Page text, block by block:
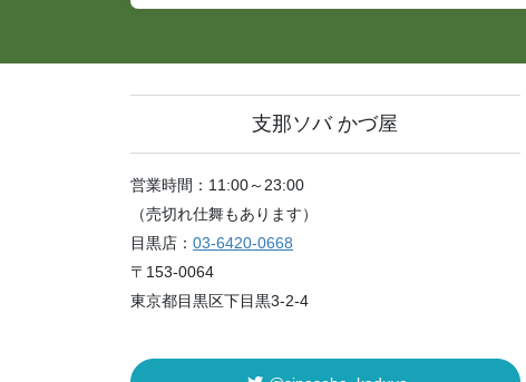
支那ソバ かづ屋
営業時間：11:00～23:00
（売切れ仕舞もあります）
目黒店： 03-6420-0668
〒153-0064
東京都目黒区下目黒3-2-4